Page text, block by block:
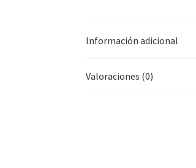
Información adicional
Valoraciones (0)